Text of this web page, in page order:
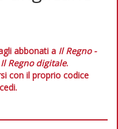
abbonati a Il Regno -
Il Regno digitale.
con il proprio codice